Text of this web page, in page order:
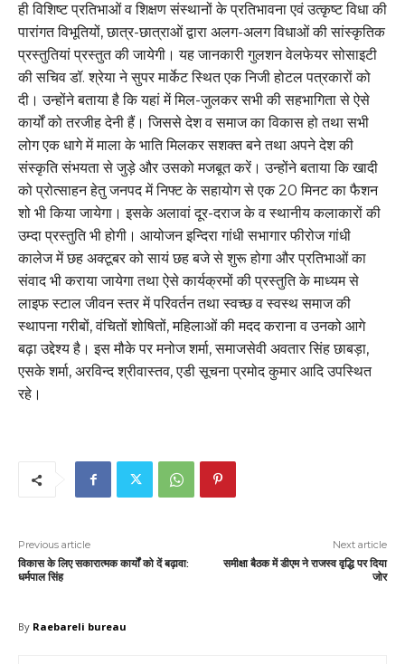
ही विशिष्ट प्रतिभाओं व शिक्षण संस्थानों के प्रतिभावना एवं उत्कृष्ट विधा की
पारांगत विभूतियों, छात्र-छात्राओं द्वारा अलग-अलग विधाओं की सांस्कृतिक
प्रस्तुतियां प्रस्तुत की जायेगी। यह जानकारी गुलशन वेलफेयर सोसाइटी
की सचिव डॉ. श्रेया ने सुपर मार्केट स्थित एक निजी होटल पत्रकारों को
दी। उन्होंने बताया है कि यहां में मिल-जुलकर सभी की सहभागिता से ऐसे
कार्यों को तरजीह देनी हैं। जिससे देश व समाज का विकास हो तथा सभी
लोग एक धागे में माला के भाति मिलकर सशक्त बने तथा अपने देश की
संस्कृति संभयता से जुड़े और उसको मजबूत करें। उन्होंने बताया कि खादी
को प्रोत्साहन हेतु जनपद में निफ्ट के सहायोग से एक 20 मिनट का फैशन
शो भी किया जायेगा। इसके अलावां दूर-दराज के व स्थानीय कलाकारों की
उम्दा प्रस्तुति भी होगी। आयोजन इन्दिरा गांधी सभागार फीरोज गांधी
कालेज में छह अक्टूबर को सायं छह बजे से शुरू होगा और प्रतिभाओं का
संवाद भी कराया जायेगा तथा ऐसे कार्यक्रमों की प्रस्तुति के माध्यम से
लाइफ स्टाल जीवन स्तर में परिवर्तन तथा स्वच्छ व स्वस्थ समाज की
स्थापना गरीबों, वंचितों शोषितों, महिलाओं की मदद कराना व उनको आगे
बढ़ा उद्देश्य है। इस मौके पर मनोज शर्मा, समाजसेवी अवतार सिंह छाबड़ा,
एसके शर्मा, अरविन्द श्रीवास्तव, एडी सूचना प्रमोद कुमार आदि उपस्थित
रहे।
Previous article
विकास के लिए सकारात्मक कार्यों को दें बढ़ावा:
धर्मपाल सिंह
Next article
समीक्षा बैठक में डीएम ने राजस्व वृद्धि पर दिया
जोर
By Raebareli bureau